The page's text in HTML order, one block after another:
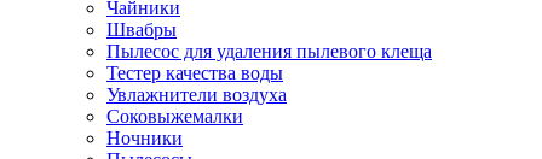
Чайники
Швабры
Пылесос для удаления пылевого клеща
Тестер качества воды
Увлажнители воздуха
Соковыжемалки
Ночники